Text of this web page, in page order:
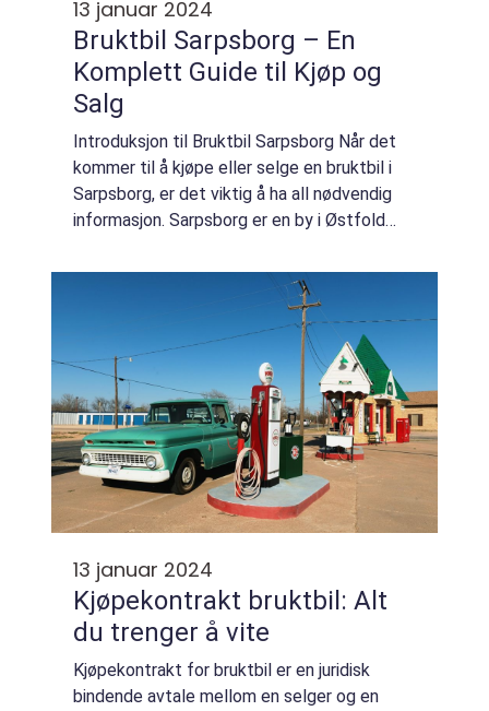
13 januar 2024
Bruktbil Sarpsborg – En
Komplett Guide til Kjøp og
Salg
Introduksjon til Bruktbil Sarpsborg Når det
kommer til å kjøpe eller selge en bruktbil i
Sarpsborg, er det viktig å ha all nødvendig
informasjon. Sarpsborg er en by i Østfold
bilmarked. Her finner man et...
13 januar 2024
Kjøpekontrakt bruktbil: Alt
du trenger å vite
Kjøpekontrakt for bruktbil er en juridisk
bindende avtale mellom en selger og en